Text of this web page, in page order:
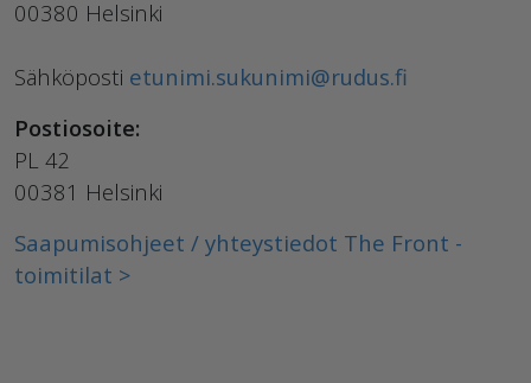
00380 Helsinki
Sähköposti etunimi.sukunimi@rudus.fi
Postiosoite:
PL 42
00381 Helsinki
Saapumisohjeet / yhteystiedot The Front -
toimitilat >